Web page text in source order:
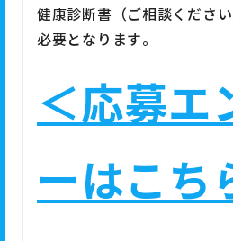
健康診断書（ご相談ください
必要となります。
＜応募エ
ーはこち